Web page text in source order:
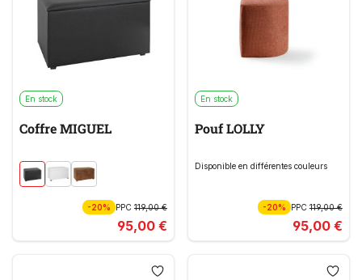
En stock
Coffre MIGUEL
-20% PPC 119,00 €
95,00 €
En stock
Pouf LOLLY
Disponible en différentes couleurs
-20% PPC119,00 €
95,00 €